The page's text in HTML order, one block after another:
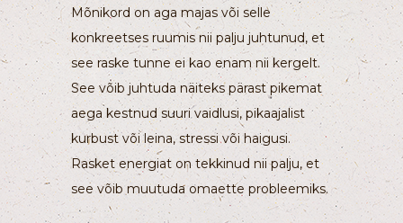
Mõnikord on aga majas või selle
konkreetses ruumis nii palju juhtunud, et
see raske tunne ei kao enam nii kergelt.
See võib juhtuda näiteks pärast pikemat
aega kestnud suuri vaidlusi, pikaajalist
kurbust või leina, stressi või haigusi.
Rasket energiat on tekkinud nii palju, et
see võib muutuda omaette probleemiks.